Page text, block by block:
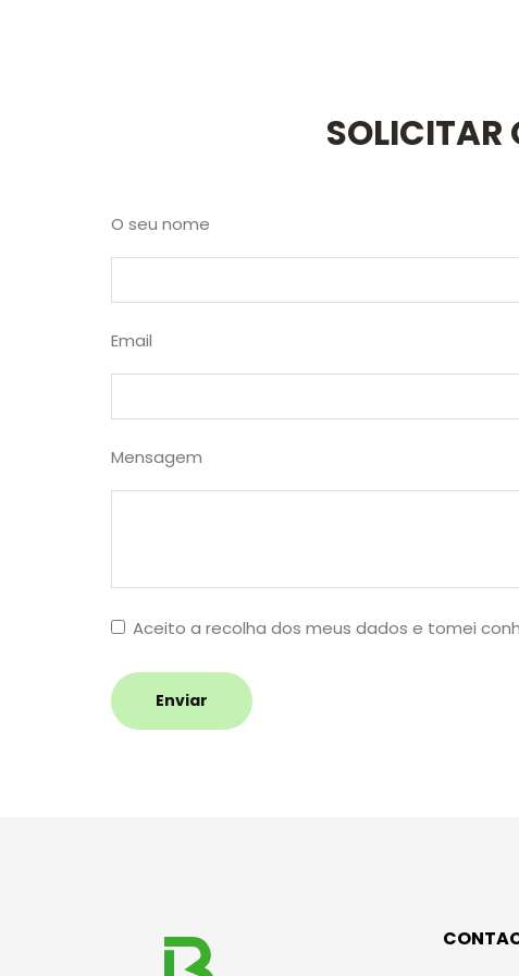
SOLICITAR
O seu nome
Email
Mensagem
Aceito a recolha dos meus dados e tomei
Enviar